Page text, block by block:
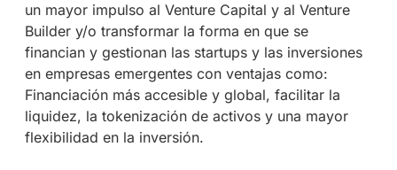
un mayor impulso al Venture Capital y al Venture
Builder y/o transformar la forma en que se
financian y gestionan las startups y las inversiones
en empresas emergentes con ventajas como:
Financiación más accesible y global, facilitar la
liquidez, la tokenización de activos y una mayor
flexibilidad en la inversión.